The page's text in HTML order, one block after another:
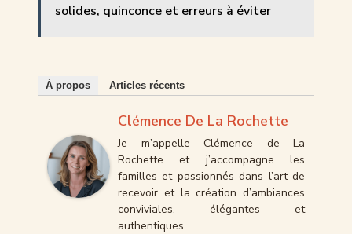
solides, quinconce et erreurs à éviter
À propos Articles récents
Clémence De La Rochette
Je m’appelle Clémence de La
Rochette et j’accompagne les
familles et passionnés dans l’art de
recevoir et la création d’ambiances
conviviales, élégantes et
authentiques.